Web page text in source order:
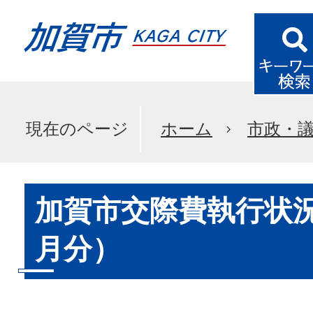
現在のページ ホーム 市政・
加賀市交際費執行状
月分）